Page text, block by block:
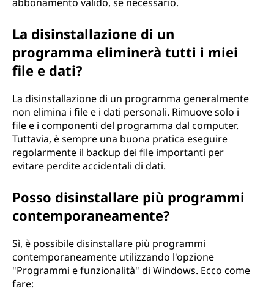
La disinstallazione di un
programma eliminerà tutti i miei
file e dati?
La disinstallazione di un programma generalmente
non elimina i file e i dati personali. Rimuove solo i
file e i componenti del programma dal computer.
Tuttavia, è sempre una buona pratica eseguire
regolarmente il backup dei file importanti per
evitare perdite accidentali di dati.
Posso disinstallare più programmi
contemporaneamente?
Sì, è possibile disinstallare più programmi
contemporaneamente utilizzando l'opzione
"Programmi e funzionalità" di Windows. Ecco come
fare: